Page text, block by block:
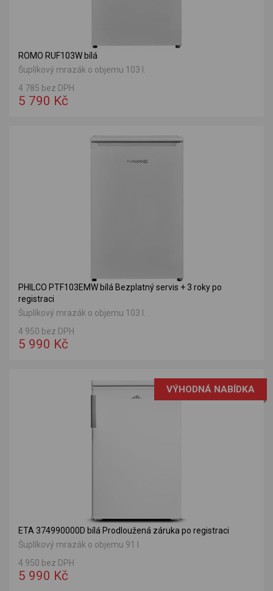
ROMO RUF103W bílá
Šuplíkový mrazák o objemu 103 l.
4 785 bez DPH
5 790 Kč
PHILCO PTF103EMW bílá Bezplatný servis + 3 roky po
registraci
Šuplíkový mrazák o objemu 103 l.
4 950 bez DPH
5 990 Kč
VÝHODNÁ NABÍDKA
ETA 374990000D bílá Prodloužená záruka po registraci
Šuplíkový mrazák o objemu 91 l.
4 950 bez DPH
5 990 Kč